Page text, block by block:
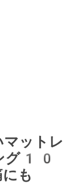
マットレ
グ10
も